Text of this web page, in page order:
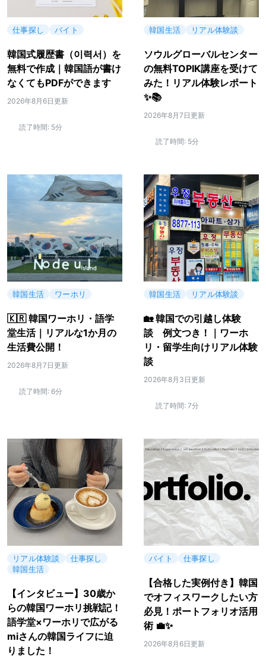
仕事探し バイト
韓国式履歴書（이력서）を
無料で作成｜韓国語が書け
なくてもPDFができます
2026年8月6日更新
読了時間: 5分
韓国生活 リアル体験談
ソウルグローバルセンター
の無料TOPIK講座を受けて
みた！リアル体験レポート
✨📚
2026年8月7日更新
読了時間: 5分
韓国生活 ワーホリ
🇰🇷 韓国ワーホリ・語学
堂生活｜リアルな1か月の
生活費公開！
2026年8月7日更新
読了時間: 6分
韓国生活 リアル体験談
🏡 韓国での引越し体験
談 例文つき！｜ワーホ
リ・留学生向けリアル体験
談
2026年8月3日更新
読了時間: 7分
リアル体験談
仕事探し
韓国生活
【インタビュー】30歳か
らの韓国ワーホリ挑戦記！
語学堂×ワーホリで広がる
miさんの韓国ライフに迫
りました！
バイト 仕事探し
【合格した実例付き】韓国
でオフィスワークしたい方
必見！ポートフォリオ活用
術 💼✨
2026年8月6日更新